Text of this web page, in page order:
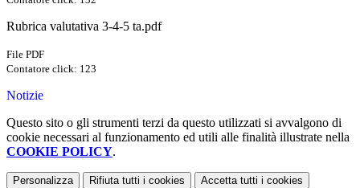
Rubrica valutativa 3-4-5 ta.pdf
File PDF
Contatore click: 123
Notizie
Questo sito o gli strumenti terzi da questo utilizzati si avvalgono di
cookie necessari al funzionamento ed utili alle finalità illustrate nella
COOKIE POLICY.
Personalizza Rifiuta tutti i cookies Accetta tutti i cookies